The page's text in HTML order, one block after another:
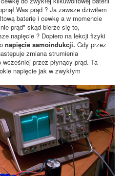
Was prąd ? Ja zawsze dziwiłem
baterię i cewkę a w momencie
prąd" skąd bierze się to,
napięcie ? Dopiero na lekcji fizyki
napięcie samoindukcji. Gdy przez
zmiana strumienia
przez płynący prąd. Ta
napięcie jak w zwykłym